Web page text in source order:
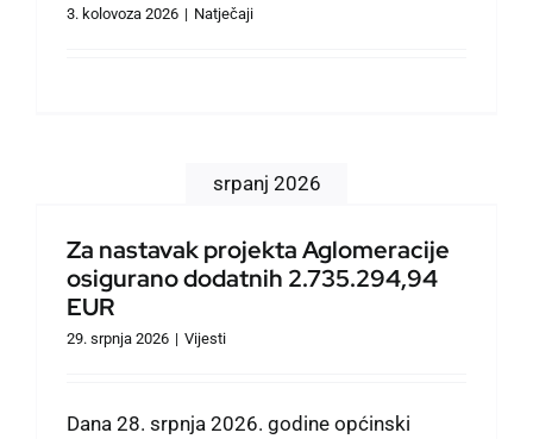
Civilna zaštita
3. kolovoza 2026 | Natječaji
srpanj 2026
Za nastavak projekta Aglomeracije
osigurano dodatnih 2.735.294,94
EUR
29. srpnja 2026 | Vijesti
Dana 28. srpnja 2026. godine općinski